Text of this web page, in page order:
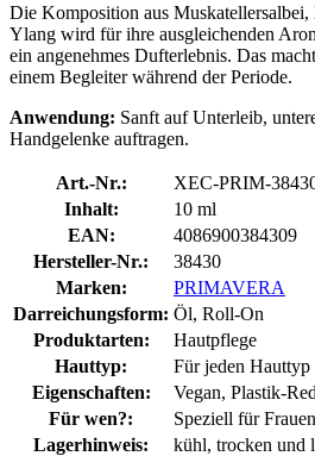
Die Komposition aus
Ylang wird für ihre ausgleichenden
ein angenehmes Dufterlebnis. Das
einem Begleiter während der Periode.
Anwendung: Sanft auf Unterleib,
Handgelenke auftragen.
Art.-Nr.:
XEC-PRIM-
Inhalt:
10 ml
EAN:
4086900384309
Hersteller-Nr.:
38430
Marken:
PRIMAVERA
Darreichungsform: Öl, Roll-On
Produktarten:
Hautpflege
Hauttyp:
Für jeden Hauttyp
Eigenschaften:
Vegan, Plastik-
Für wen?:
Speziell für Frauen
Lagerhinweis:
kühl, trocken und